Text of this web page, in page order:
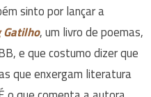
sinto por lançar a
Gatilho, um livro de poemas,
e que costumo dizer que
que enxergam literatura